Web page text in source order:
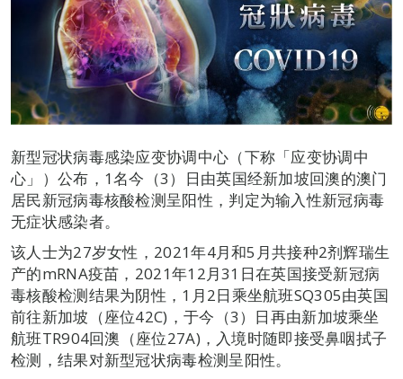
新型冠状病毒感染应变协调中心（下称「应变协调中
心」）公布，1名今（3）日由英国经新加坡回澳的澳门
居民新冠病毒核酸检测呈阳性，判定为输入性新冠病毒
无症状感染者。
该人士为27岁女性，2021年4月和5月共接种2剂辉瑞生
产的mRNA疫苗，2021年12月31日在英国接受新冠病
毒核酸检测结果为阴性，1月2日乘坐航班SQ305由英国
前往新加坡（座位42C)，于今（3）日再由新加坡乘坐
航班TR904回澳（座位27A)，入境时随即接受鼻咽拭子
检测，结果对新型冠状病毒检测呈阳性。